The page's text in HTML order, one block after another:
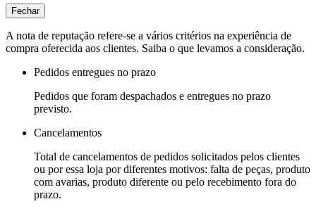
Fechar
A nota de reputação refere-se a vários critérios na experiência de
compra oferecida aos clientes. Saiba o que levamos a consideração.
Pedidos entregues no prazo
Pedidos que foram despachados e entregues no prazo
previsto.
Cancelamentos
Total de cancelamentos de pedidos solicitados pelos clientes
ou por essa loja por diferentes motivos: falta de peças, produto
com avarias, produto diferente ou pelo recebimento fora do
prazo.